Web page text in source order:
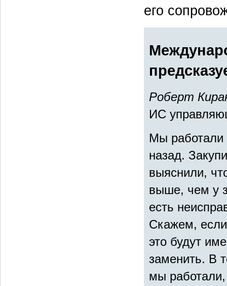
его
Роберт
ИС
Мы работали
назад.
выяснили,
выше, чем у
есть
Скажем, если
это будут
заменить. В
мы